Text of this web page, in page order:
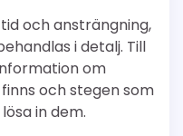
och ansträngning,
i detalj. Till
om
och stegen som
in dem.